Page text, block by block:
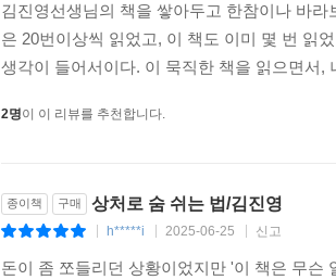
김진영선생님의 책을 쌓아두고 한참이나 바
은 20번이상씩 읽었고, 이 책도 이미 몇 번 읽
생각이 들어서이다. 이 묵직한 책을 읽으면서
2명이 이 리뷰를 추천합니다.
종이책 구매 상처로 숨 쉬는 법/김진영
h*****i 2025-06-25 신고
돈이 좀 쪼들리던 상황이었지만 '이 책은 무슨